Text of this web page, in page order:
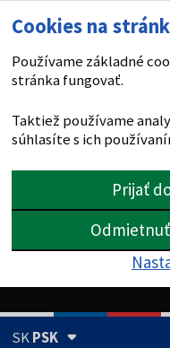
Cookies na
Používame základné
stránka fungovať.
Taktiež používame
súhlasíte s ich
Prijať
SKPSK